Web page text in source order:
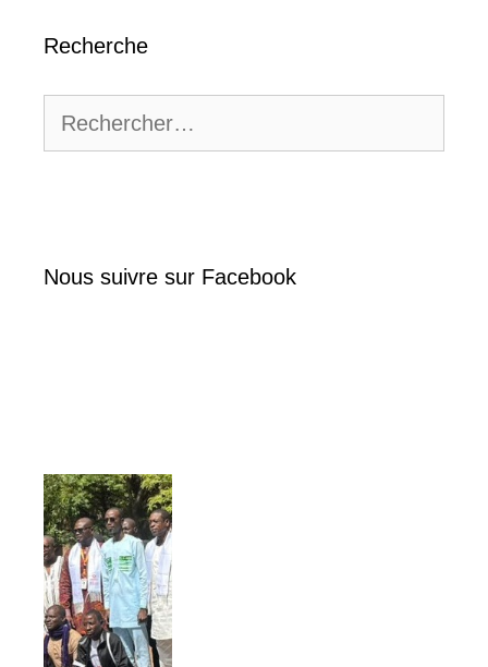
Recherche
Nous suivre sur Facebook